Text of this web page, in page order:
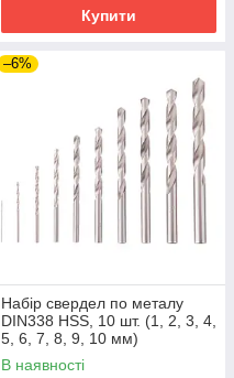
Купити
–6%
Набір свердел по металу
DIN338 HSS, 10 шт. (1, 2, 3, 4,
5, 6, 7, 8, 9, 10 мм)
INTERTOOL SD-0029
В наявності